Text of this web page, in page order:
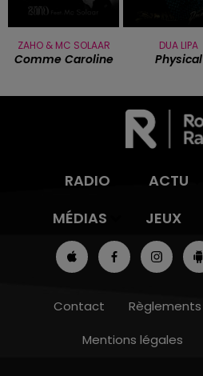
ZAHO & MC SOLAAR
Comme Caroline
DUA LIPA
Physical
RADIO ACTU
MÉDIAS
JEUX
Contact Règlements
Mentions légales